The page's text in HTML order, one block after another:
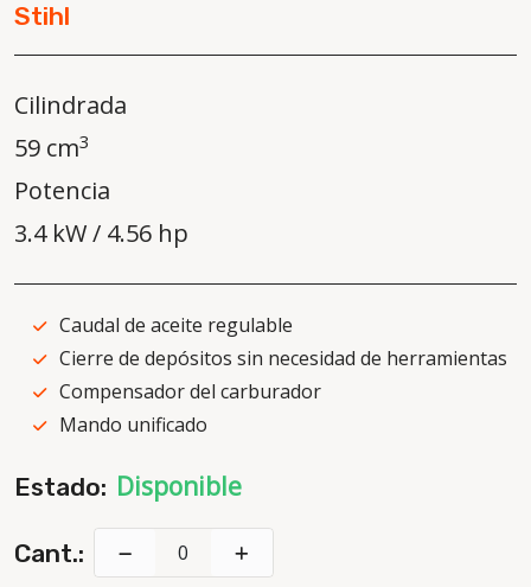
Stihl
Cilindrada
59 cm3
Potencia
3.4 kW / 4.56 hp
Caudal de aceite regulable
Cierre de depósitos sin necesidad de herramientas
Compensador del carburador
Mando unificado
Estado: Disponible
Cant.: